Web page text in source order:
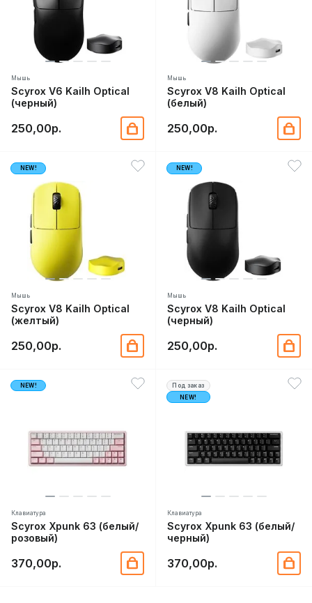
Мышь
Scyrox V6 Kailh Optical
(черный)
250,00р.
Мышь
Scyrox V8 Kailh Optical
(белый)
250,00р.
NEW!
Мышь
Scyrox V8 Kailh Optical
(желтый)
250,00р.
NEW!
Мышь
Scyrox V8 Kailh Optical
(черный)
250,00р.
NEW!
Клавиатура
Scyrox Xpunk 63 (белый/
розовый)
370,00р.
Под заказ
NEW!
Клавиатура
Scyrox Xpunk 63 (белый/
черный)
370,00р.